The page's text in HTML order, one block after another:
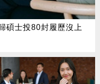
碩士投80封履歷沒上